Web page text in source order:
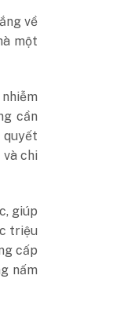
về
một
cần
quyết
chi
giúp
triệu
cấp
nấm